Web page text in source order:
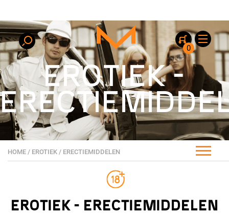
0
EROTIEK -
HOME / EROTIEK / ERECTIEMIDDELEN
EROTIEK - ERECTIEMIDDELEN